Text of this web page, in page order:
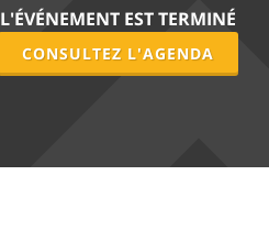
L'ÉVÉNEMENT EST TERMINÉ
CONSULTEZ L'AGENDA